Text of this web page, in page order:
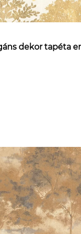
dekor tapéta